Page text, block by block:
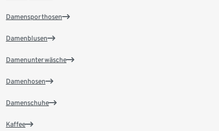
Damensporthosen
Damenblusen
Damenunterwäsche
Damenhosen
Damenschuhe
Kaffee